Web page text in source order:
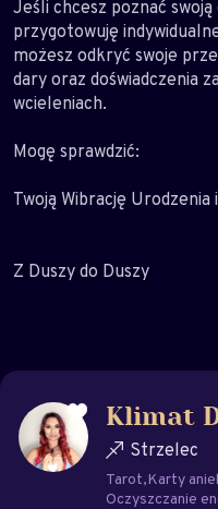
Jeśli chcesz poznać swoją
przygotowuję
możesz odkryć swoje
dary oraz doświadczenia
wcieleniach.
Mogę sprawdzić:
Twoją Wibrację Urodzenia
Z Duszy do Duszy
Klimat
Strzelec
Tarot Karty
Oczyszczanie